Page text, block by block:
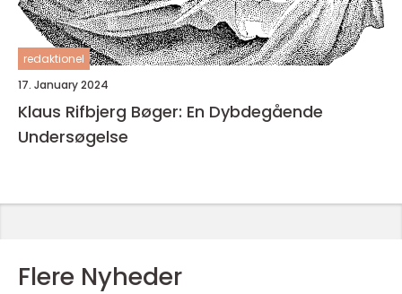
redaktionel
17. January 2024
Klaus Rifbjerg Bøger: En Dybdegående
Undersøgelse
Flere Nyheder